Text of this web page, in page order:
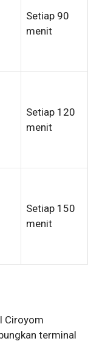
Setiap 90
menit
Setiap 120
menit
Setiap 150
menit
Ciroyom
terminal